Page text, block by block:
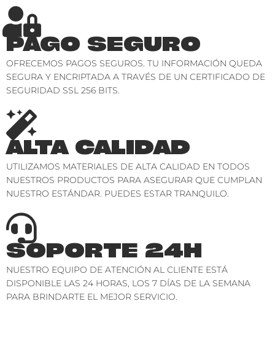
PAGO SEGURO
OFRECEMOS PAGOS SEGUROS. TU INFORMACIÓN QUEDA
SEGURA Y ENCRIPTADA A TRAVÉS DE UN CERTIFICADO DE
SEGURIDAD SSL 256 BITS.
ALTA CALIDAD
UTILIZAMOS MATERIALES DE ALTA CALIDAD EN TODOS
NUESTROS PRODUCTOS PARA ASEGURAR QUE CUMPLAN
NUESTRO ESTÁNDAR. PUEDES ESTAR TRANQUILO.
SOPORTE 24H
NUESTRO EQUIPO DE ATENCIÓN AL CLIENTE ESTÁ
DISPONIBLE LAS 24 HORAS, LOS 7 DÍAS DE LA SEMANA
PARA BRINDARTE EL MEJOR SERVICIO.